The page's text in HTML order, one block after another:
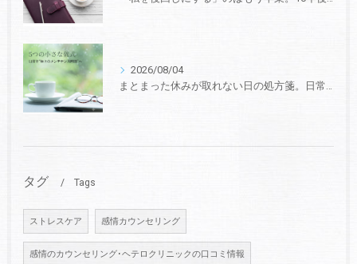
2026/08/04
タグ Tags
ストレスケア 感情カウンセリング
感情のカウンセリング･ヘテロクリニックの口コミ情報